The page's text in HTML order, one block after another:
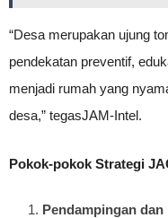
“Desa merupakan ujung
pendekatan preventif,
menjadi rumah yang
desa,” tegasJAM-Intel.
Pokok-pokok Strategi
Pendampingan